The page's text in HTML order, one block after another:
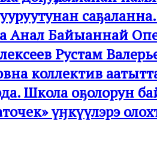
Анал Байыаннай
Рустам
коллектив
Школа оҕолорун
үӈкүүлэрэ